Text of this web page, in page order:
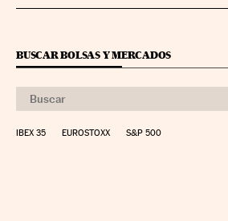
BUSCAR BOLSAS Y MERCADOS
IBEX 35 EUROSTOXX S&P 500